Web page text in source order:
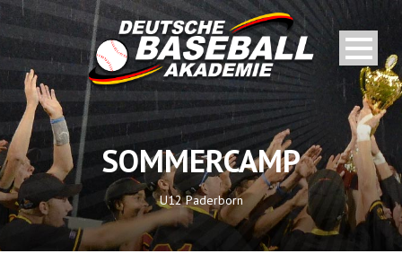
SOMMERCAMP
U12 Paderborn